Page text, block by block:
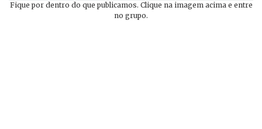
Fique por dentro do que publicamos. Clique na imagem acima e entre
no grupo.